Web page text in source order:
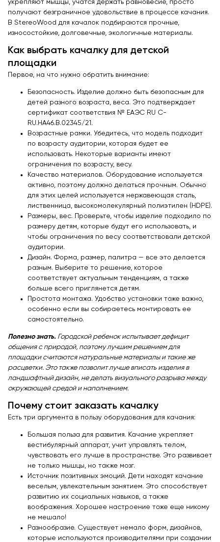
укрепляют мышцы, учатся держать равновесие, просто
получают безграничное удовольствие в процессе качания.
В StereoWood для качалок подбираются прочные,
износостойкие, долговечные, экологичные материалы.
Как выбрать качалку для детской
площадки
Первое, на что нужно обратить внимание:
Безопасность. Изделие должно быть безопасным для
детей разного возраста, веса. Это подтверждает
сертификат соответствия № ЕАЭС RU С-
RU.НА46.В.02345/21.
Возрастные рамки. Убедитесь, что модель подходит
по возрасту аудитории, которая будет ее
использовать. Некоторые варианты имеют
ограничения по возрасту, весу.
Качество материалов. Оборудование используется
активно, поэтому должно делаться прочным. Обычно
для этих целей используется нержавеющая сталь,
лиственница, высокомолекулярный полиэтилен (HDPE).
Размеры, вес. Проверьте, чтобы изделие подходило по
размеру детям, которые будут его использовать, и
чтобы ограничения по весу соответствовали детской
аудитории.
Дизайн. Форма, размер, палитра — все это делается
разным. Выберите то решение, которое
соответствует актуальным тенденциям, а также
больше всего приглянется детям.
Простота монтажа. Удобство установки тоже важно,
особенно если вы собираетесь монтировать ее
самостоятельно.
Полезно знать. Городской ребенок испытывает дефицит
общения с природой, поэтому лучшим решением для
площадки считаются натуральные материалы и такие же
расцветки. Это также позволит лучше вписать изделия в
ландшафтный дизайн, не делать визуального разрыва между
окружающей средой и наполнением.
Почему стоит заказать качалку
Есть три аргумента в пользу оборудования для качания:
Большая польза для развития. Качание укрепляет
вестибулярный аппарат, учит управлять телом,
чувствовать его лучше в пространстве. Это развивает
не только мышцы, но также мозг.
Источник позитивных эмоций. Дети находят качание
веселым, увлекательным занятием. Это способствует
развитию их социальных навыков, а также
воображения. Хорошее настроение тоже еще никому
не мешало!
Разнообразие. Существует немало форм, дизайнов,
которые используются производителями при создании